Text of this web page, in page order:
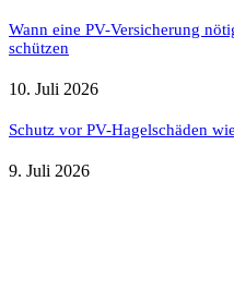
Wann eine PV-Versicherung
schützen
10. Juli 2026
Schutz vor PV-Hagelschäden
9. Juli 2026